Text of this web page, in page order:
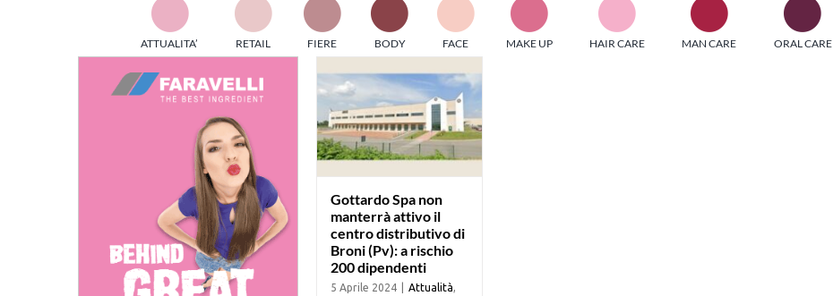
TESPI MEDIAGROUP racchiude un pool di società di comunicazione
ed editrici specializzate nell’informazione b2b. Edizioni Turbo, in
particolare, attraverso numerose riviste verticali, fornisce strumenti di
informazione che coinvolgono gli attori nei settori beauty, food,
technology, entertainment e sport.
Stay tuned!
ATTUALITA’ RETAIL FIERE BODY FACE MAKE UP HAIR CARE MAN CARE ORAL CARE
Gottardo Spa non
centro distributivo
di Broni (Pv): a
rischio 200
dipendenti
Gottardo Spa non
manterrà attivo il
centro distributivo di
Broni (Pv): a rischio
200 dipendenti
5 Aprile 2024 Attualità